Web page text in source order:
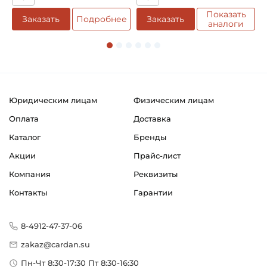
Возможность дополнительной смазки
Классификация завода - производителя:
Коммерческий транспорт
Заказать Подробнее Заказать
Показать
аналоги
Юридическим лицам
Физическим лицам
Оплата
Доставка
Каталог
Бренды
Акции
Прайс-лист
Компания
Реквизиты
Контакты
Гарантии
8-4912-47-37-06
zakaz@cardan.su
Пн-Чт 8:30-17:30 Пт 8:30-16:30